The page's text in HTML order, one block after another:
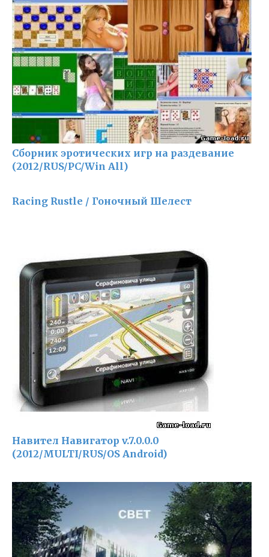
Сборник эротических игр на раздевание
(2012/RUS/PC/Win All)
Racing Rustle / Гоночный Шелест
Навител Навигатор v.7.0.0.0
(2012/MULTI/RUS/OS Android)